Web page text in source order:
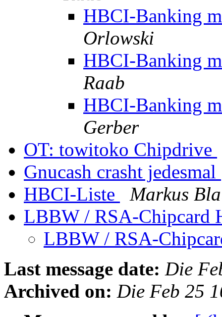
HBCI-Banking
Orlowski
HBCI-Banking
Raab
HBCI-Banking
Gerber
OT: towitoko Chipdrive
Gnucash crasht jedesmal
HBCI-Liste
Markus
LBBW / RSA-Chipcard
LBBW / RSA-
Last message date: Die
Archived on: Die Feb 25